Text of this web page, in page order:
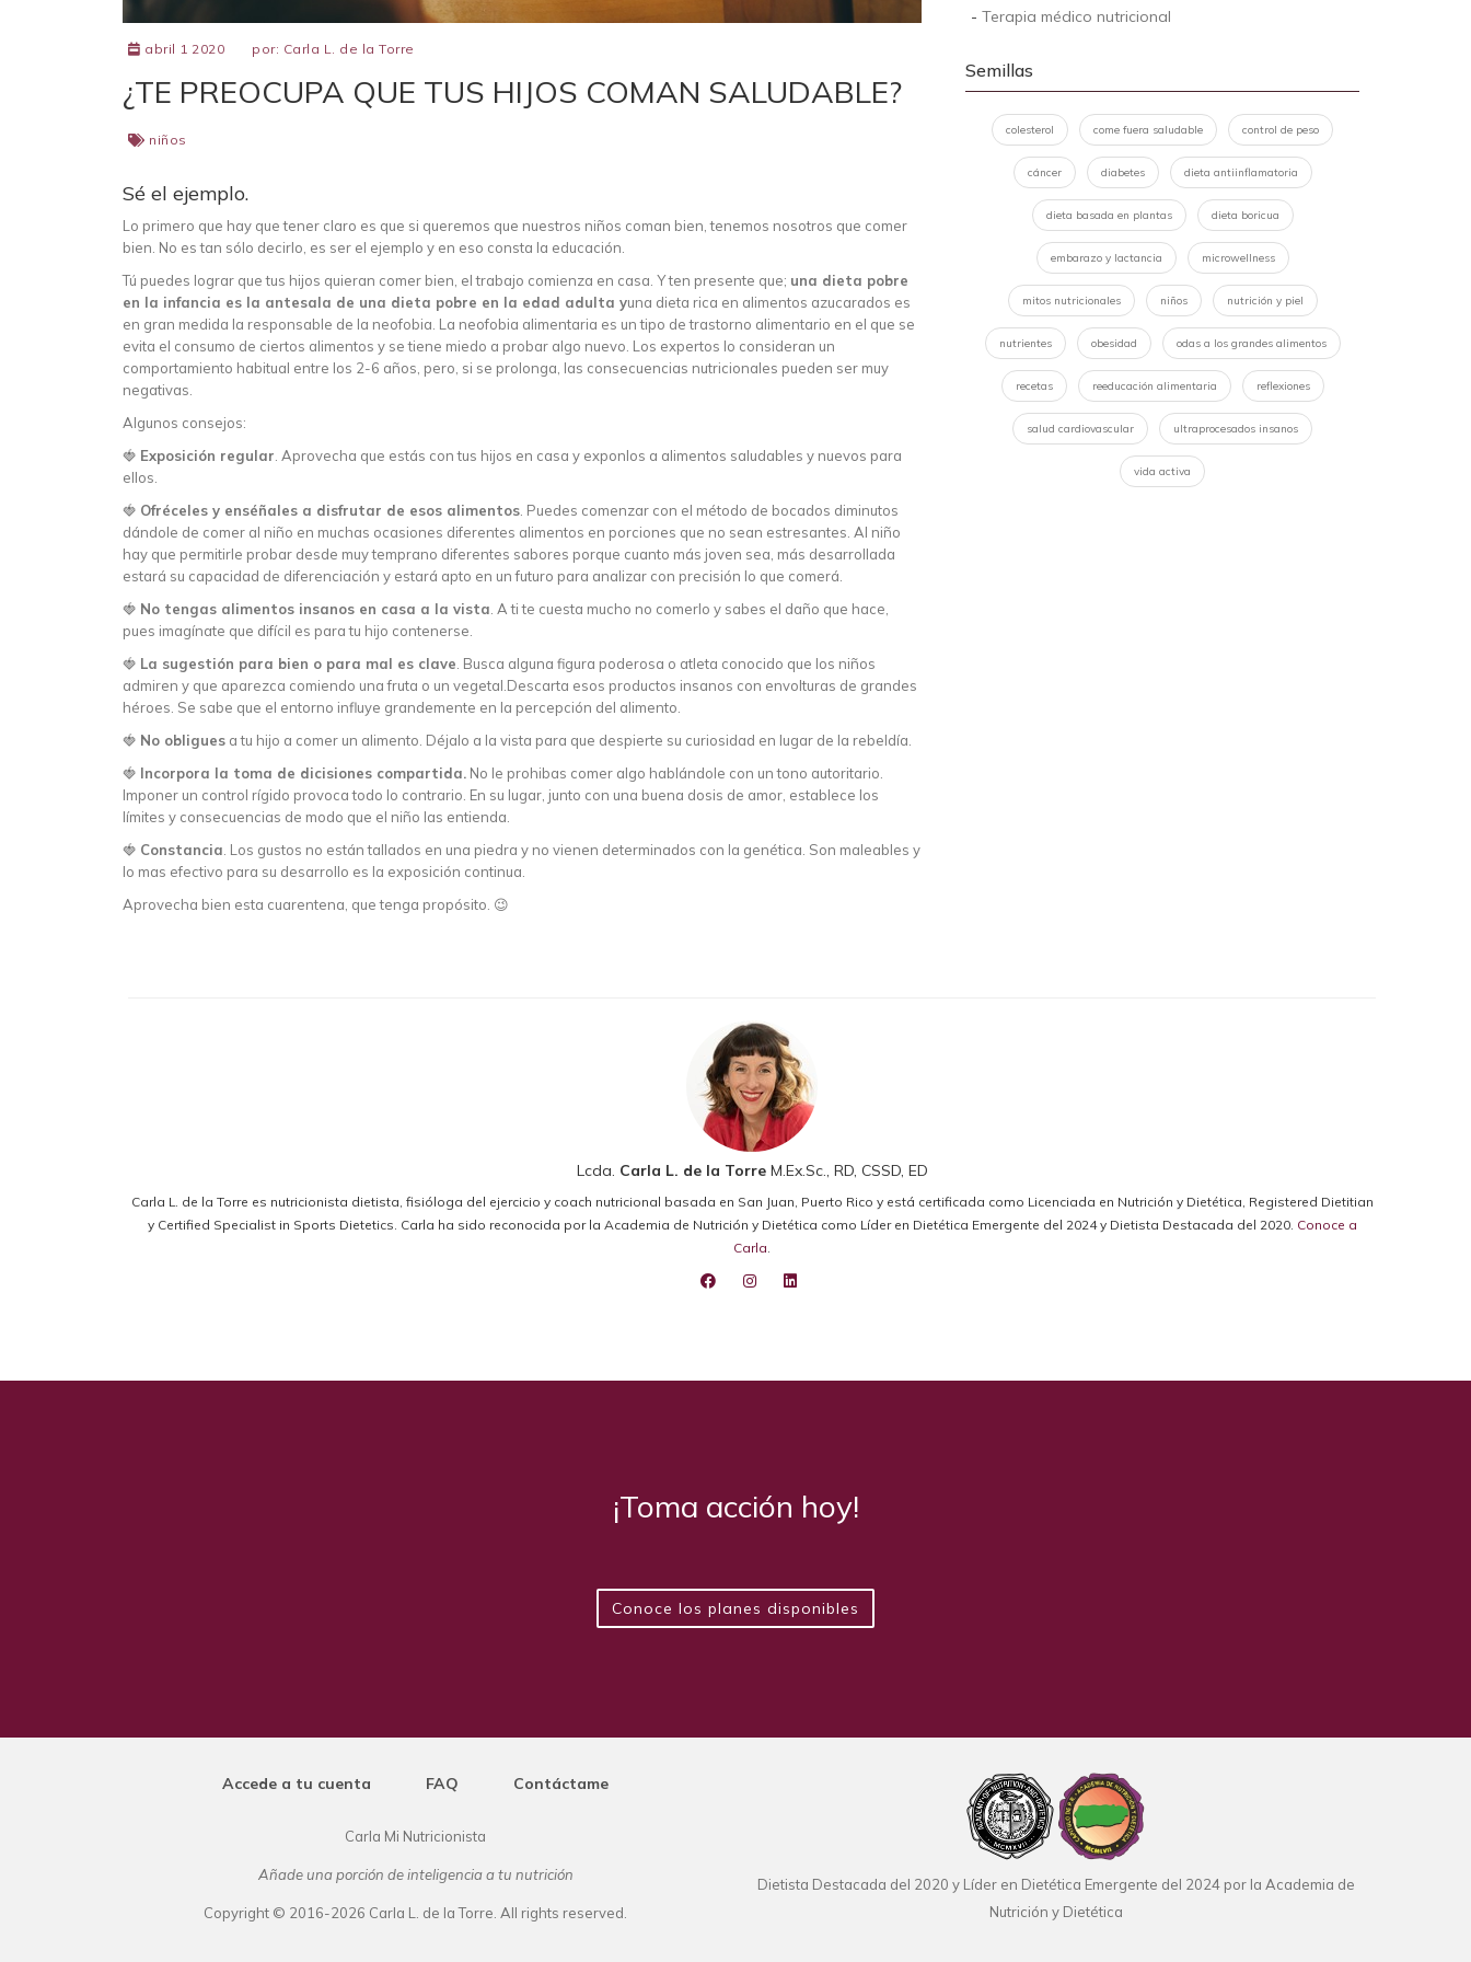
abril 1 2020 por: Carla L. de la Torre
¿TE PREOCUPA QUE TUS HIJOS COMAN SALUDABLE?
niños
Sé el ejemplo.
Lo primero que hay que tener claro es que si queremos que nuestros niños coman bien, tenemos nosotros que comer
bien. No es tan sólo decirlo, es ser el ejemplo y en eso consta la educación.
Tú puedes lograr que tus hijos quieran comer bien, el trabajo comienza en casa. Y ten presente que; una dieta pobre
en la infancia es la antesala de una dieta pobre en la edad adulta yuna dieta rica en alimentos azucarados es
en gran medida la responsable de la neofobia. La neofobia alimentaria es un tipo de trastorno alimentario en el que se
evita el consumo de ciertos alimentos y se tiene miedo a probar algo nuevo. Los expertos lo consideran un
comportamiento habitual entre los 2-6 años, pero, si se prolonga, las consecuencias nutricionales pueden ser muy
negativas.
Algunos consejos:
🍓 Exposición regular. Aprovecha que estás con tus hijos en casa y exponlos a alimentos saludables y nuevos para
ellos.
🍓 Ofréceles y enséñales a disfrutar de esos alimentos. Puedes comenzar con el método de bocados diminutos
dándole de comer al niño en muchas ocasiones diferentes alimentos en porciones que no sean estresantes. Al niño
hay que permitirle probar desde muy temprano diferentes sabores porque cuanto más joven sea, más desarrollada
estará su capacidad de diferenciación y estará apto en un futuro para analizar con precisión lo que comerá.
🍓 No tengas alimentos insanos en casa a la vista. A ti te cuesta mucho no comerlo y sabes el daño que hace,
pues imagínate que difícil es para tu hijo contenerse.
🍓 La sugestión para bien o para mal es clave. Busca alguna figura poderosa o atleta conocido que los niños
admiren y que aparezca comiendo una fruta o un vegetal.Descarta esos productos insanos con envolturas de grandes
héroes. Se sabe que el entorno influye grandemente en la percepción del alimento.
🍓 No obligues a tu hijo a comer un alimento. Déjalo a la vista para que despierte su curiosidad en lugar de la rebeldía.
🍓 Incorpora la toma de dicisiones compartida. No le prohibas comer algo hablándole con un tono autoritario.
Imponer un control rígido provoca todo lo contrario. En su lugar, junto con una buena dosis de amor, establece los
límites y consecuencias de modo que el niño las entienda.
🍓 Constancia. Los gustos no están tallados en una piedra y no vienen determinados con la genética. Son maleables y
lo mas efectivo para su desarrollo es la exposición continua.
Aprovecha bien esta cuarentena, que tenga propósito. 😉
- Terapia médico nutricional
Semillas
colesterol come fuera saludable control de peso
cáncer diabetes dieta antiinflamatoria
dieta basada en plantas dieta boricua
embarazo y lactancia microwellness
mitos nutricionales niños nutrición y piel
nutrientes obesidad odas a los grandes alimentos
recetas reeducación alimentaria reflexiones
salud cardiovascular ultraprocesados insanos
vida activa
Lcda. Carla L. de la TorreM.Ex.Sc., RD, CSSD, ED
Carla L. de la Torre es nutricionista dietista, fisióloga del ejercicio y coach nutricional basada en San Juan, Puerto Rico y está certificada como Licenciada en Nutrición y Dietética, Registered Dietitian
y Certified Specialist in Sports Dietetics. Carla ha sido reconocida por la Academia de Nutrición y Dietética como Líder en Dietética Emergente del 2024 y Dietista Destacada del 2020. Conoce a
Carla.
¡Toma acción hoy!
Conoce los planes disponibles
Accede a tu cuenta FAQ Contáctame
Carla Mi Nutricionista
Añade una porción de inteligencia a tu nutrición
Copyright © 2016-2026 Carla L. de la Torre. All rights reserved.
Dietista Destacada del 2020 y Líder en Dietética Emergente del 2024 por la Academia de
Nutrición y Dietética